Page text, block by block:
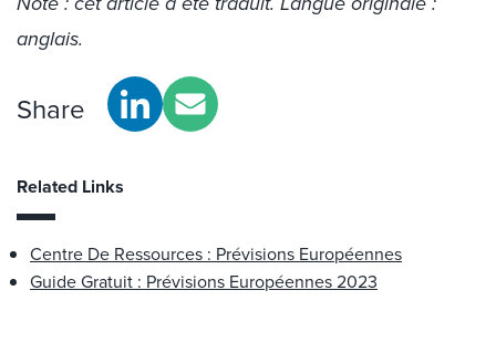
anglais.
Share
Related Links
Centre De Ressources : Prévisions Européennes
Guide Gratuit : Prévisions Européennes 2023